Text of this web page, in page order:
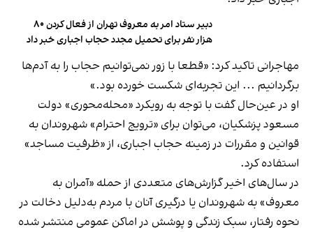
دبیر ستاد امر به معروف تهران از فعال کردن ۸۰
هزار نفر برای تحمیل مجدد حجاب اجباری خبر داد
مهاجرانی تاکید کرد: «قطعا با زور نمی‌توانیم حجاب را به آدم‌ها
برگردانیم ... این تجربه‌ای شکست خورده بود.»
او در عین‌حال گفت با توجه به رویکرد «محله‌محوری» دولت
مسعود پزشکیان، می‌توان برای «ترویج احترام» شهروندان به
قوانین و مقررات در زمینه حجاب اجباری، از «ظرفیت مساجد»
استفاده کرد.
در سال‌های اخیر گزارش‌های متعددی از حمله «آمران به
معروف» به شهروندان یا درگیری آنان با مردم به‌دلیل دخالت در
نحوه رفتار، سبک زندگی و پوشش در اماکن عمومی منتشر شده